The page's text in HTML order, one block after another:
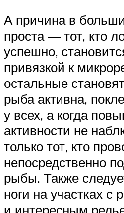
А причина в
проста — тот, кто
успешно,
привязкой к
остальные
рыба активна,
у всех, а когда
активности не
только тот, кто
непосредственно
рыбы. Также
ноги на участках с
и интересным